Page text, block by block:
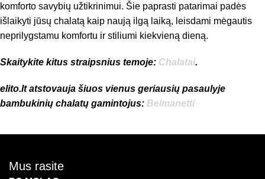
komforto savybių užtikrinimui. Šie paprasti patarimai padės
išlaikyti jūsų chalatą kaip naują ilgą laiką, leisdami mėgautis
neprilygstamu komfortu ir stiliumi kiekvieną dieną.
Skaitykite kitus straipsnius temoje: Chalatai.
elito.lt atstovauja šiuos vienus geriausių pasaulyje
bambukinių chalatų gamintojus: Belmanetti
Mus rasite